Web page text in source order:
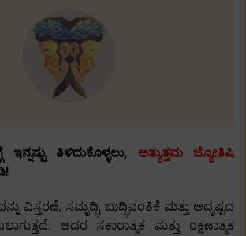
ತಿಳಿದುಕೊಳ್ಳಲು, ಅತ್ಯುತ್ತಮ ಜ್ಯೋತಿಷಿ
ವಿಸ್ತರಣೆ, ಸಮೃದ್ಧಿ, ಬುದ್ಧಿವಂತಿಕೆ ಮತ್ತು ಅದೃಷ್ಟದ
ಅದರ ಸಕಾರಾತ್ಮಕ ಮತ್ತು ರಕ್ಷಣಾತ್ಮಕ